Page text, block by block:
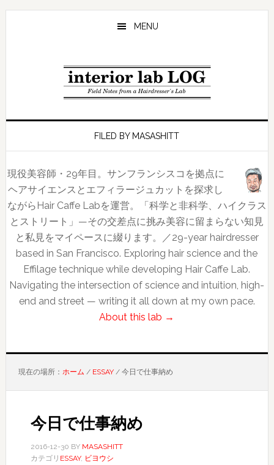
Skip
Skip
Skip
MENU
FILED BY MASASHITT
現役美容師・29年目。サンフランシスコを拠点に
ヘアサイエンスとエフィラージュカットを探求し
ながらHair Caffe Labを運営。「科学と非科学、ハイクラス
とストリート」—その交差点に挑み美容に留まらない知見
と私見をマイペースに綴ります。／29-year hairdresser
based in San Francisco. Exploring hair science and the
Effilage technique while developing Hair Caffe Lab.
Navigating the intersection of science and intuition, high-
end and street — writing it all down at my own pace.
About this lab →
現在の場所： ホーム / ESSAY /今日で仕事納め
今日で仕事納め
2016-12-30 BY MASASHITT
カテゴリ ESSAY, ビヨウシ